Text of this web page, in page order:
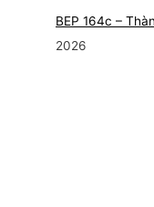
BEP 164c –
2026